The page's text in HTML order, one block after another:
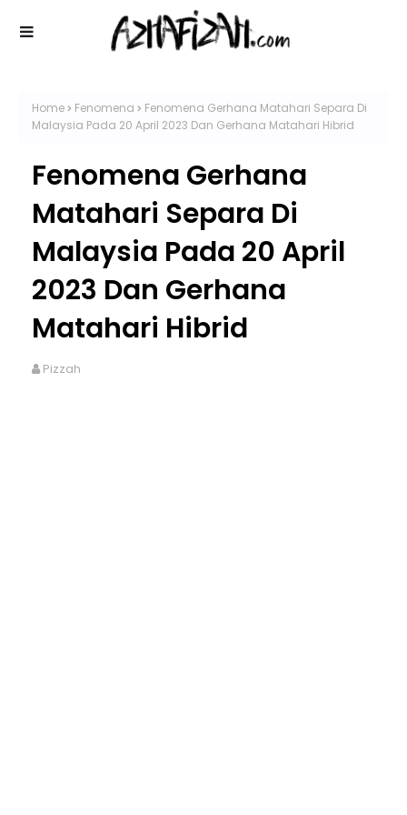
Home Fenomena
Fenomena Gerhana Matahari Separa Di
Malaysia Pada 20 April 2023 Dan Gerhana Matahari Hibrid
Fenomena Gerhana
Matahari Separa Di
Malaysia Pada 20 April
2023 Dan Gerhana
Matahari Hibrid
Pizzah